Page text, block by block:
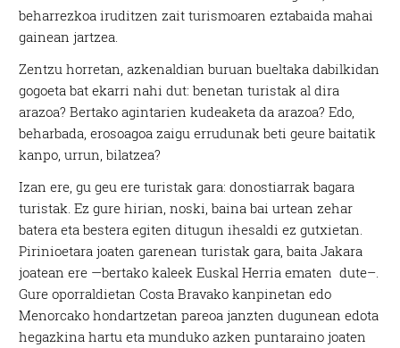
beharrezkoa iruditzen zait turismoaren eztabaida mahai
gainean jartzea.
Zentzu horretan, azkenaldian buruan bueltaka dabilkidan
gogoeta bat ekarri nahi dut: benetan turistak al dira
arazoa? Bertako agintarien kudeaketa da arazoa? Edo,
beharbada, erosoagoa zaigu errudunak beti geure baitatik
kanpo, urrun, bilatzea?
Izan ere, gu geu ere turistak gara: donostiarrak bagara
turistak. Ez gure hirian, noski, baina bai urtean zehar
batera eta bestera egiten ditugun ihesaldi ez gutxietan.
Pirinioetara joaten garenean turistak gara, baita Jakara
joatean ere —bertako kaleek Euskal Herria ematen dute–.
Gure oporraldietan Costa Bravako kanpinetan edo
Menorcako hondartzetan pareoa janzten dugunean edota
hegazkina hartu eta munduko azken puntaraino joaten